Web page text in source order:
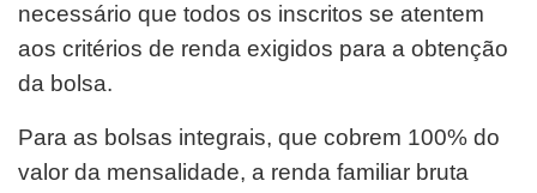
necessário que todos os inscritos se atentem
aos critérios de renda exigidos para a obtenção
da bolsa.
Para as bolsas integrais, que cobrem 100% do
valor da mensalidade, a renda familiar bruta